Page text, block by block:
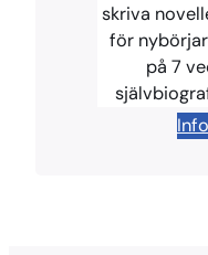
o
o
r
e
s
skriva
för
på 7